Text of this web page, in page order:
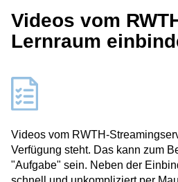
Videos vom
Lernraum
Videos vom RWTH-
Verfügung steht. Das kann zum
"Aufgabe" sein. Neben der